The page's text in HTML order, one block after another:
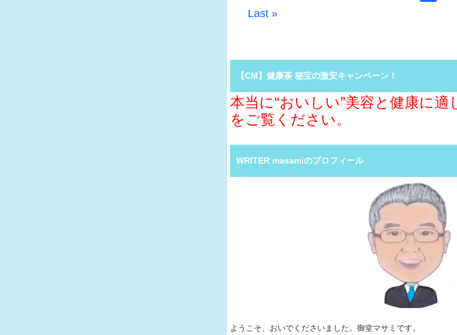
Last »
【CM】健康茶 秘宝の激安キャンペーン！
本当に“おいしい”美容と健康に適
をご覧ください。
WRITER masamiのプロフィール
ようこそ、おいでくださいました。御堂マサミです。